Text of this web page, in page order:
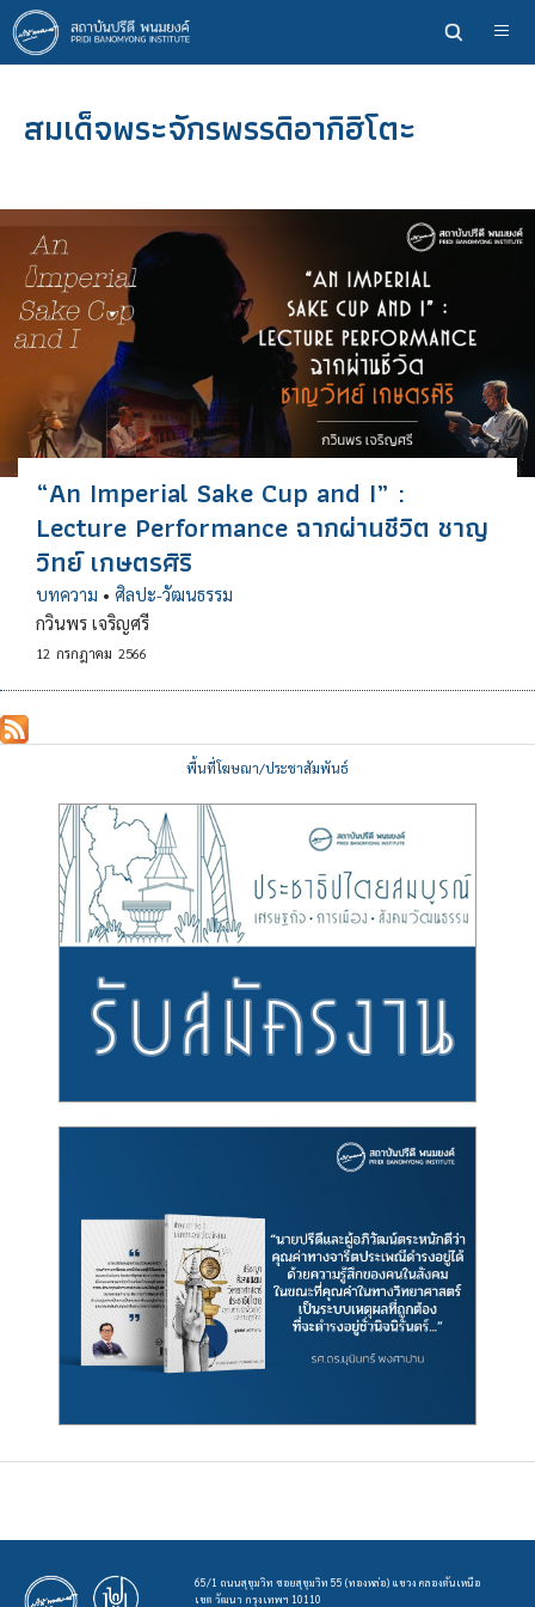
ข้าม
ไป
ยัง
หลักสมเด็จพระจักรพรรดิอากิฮิโตะ
“An Imperial Sake Cup and I” :
Lecture Performance ฉากผ่านชีวิต ชาญ
วิทย์ เกษตรศิริ
บทความ • ศิลปะ-วัฒนธรรม
กวินพร เจริญศรี
12 กรกฎาคม 2566
พื้นที่โฆษณา/ประชาสัมพันธ์
65/1 ถนนสุขุมวิท ซอยสุขุมวิท 55 (ทองหล่อ) แขวง คลองตันเหนือ
เขต วัฒนา กรุงเทพฯ 10110